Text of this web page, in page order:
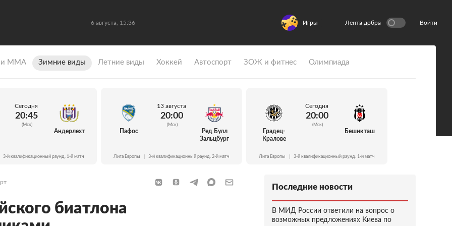
6 августа, 15:36 Игры Лента добра Войти
и ММА Зимние виды Летние виды Хоккей Автоспорт ЗОЖ и фитнес Олимпиада
Сегодня
20:45
(Мск)
Андерлехт
3-й квалификационный раунд. 1-й матч
Пафос
13 августа
20:00
(Мск)
Ред Булл
Зальцбург
Лига Европы 3-й квалификационный раунд. 2-й матч
Градец-
Кралове
Сегодня
20:00
(Мск)
Бешикташ
Лига Европы 3-й квалификационный раунд. 1-й матч
биатлона
Последние новости
В МИД России ответили на вопрос о
возможных предложениях Киева по